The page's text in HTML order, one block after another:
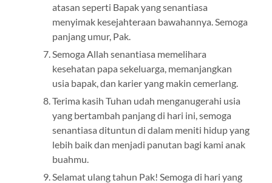
atasan seperti Bapak yang senantiasa
menyimak kesejahteraan bawahannya. Semoga
panjang umur, Pak.
Semoga Allah senantiasa memelihara
kesehatan papa sekeluarga, memanjangkan
usia bapak, dan karier yang makin cemerlang.
Terima kasih Tuhan udah menganugerahi usia
yang bertambah panjang di hari ini, semoga
senantiasa dituntun di dalam meniti hidup yang
lebih baik dan menjadi panutan bagi kami anak
buahmu.
Selamat ulang tahun Pak! Semoga di hari yang